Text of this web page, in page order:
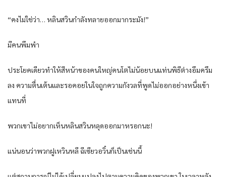
“คงไม่ใช่ว่า… หลินสวินกำลังทลายออกมากระมัง!”
มีคนพึมพำ
ประโยคเดียวทำให้สีหน้าของคนใหญ่คนโตไม่น้อยบนแท่นพิธีต่างอึมครึม
ลง ความตื่นเต้นและรอคอยในใจถูกความกังวลที่พูดไม่ออกอย่างหนึ่งเข้า
แทนที่
พวกเขาไม่อยากเห็นหลินสวินหลุดออกมาหรอกนะ!
แน่นอนว่าพวกฝูเหวินหลี ฉีเซียวอวิ๋นก็เป็นเช่นนี้